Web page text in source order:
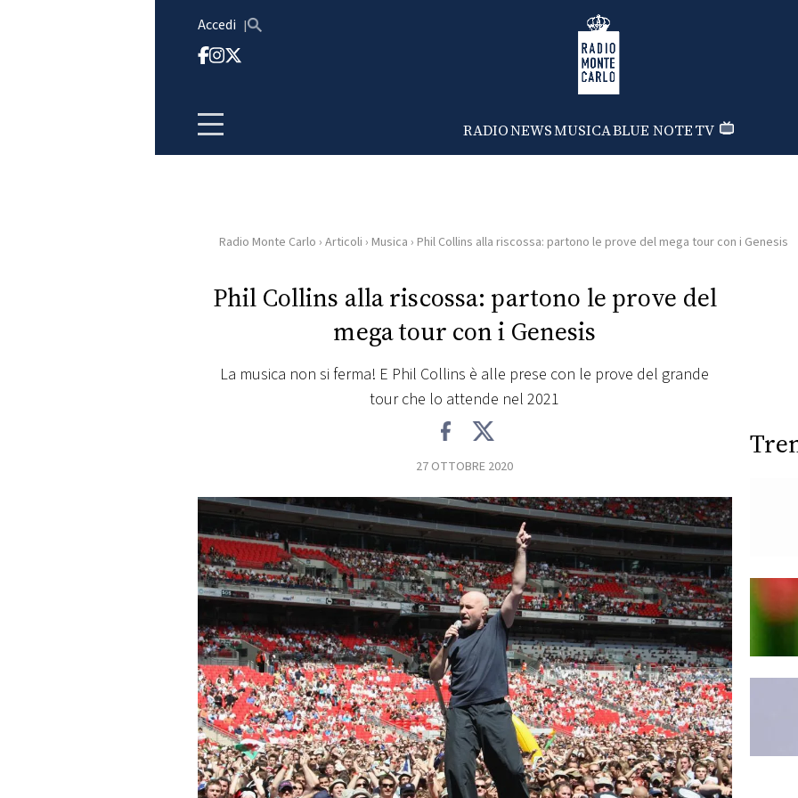
Accedi Radio Monte Carlo
RADIONEWSMUSICABLUE NOTETV
HOME
RADIO
RADIO
FOTO
CONCORSI
EVENTI
VIDEO
TV
PRINCIPATO
Radio Monte Carlo › Articoli › Musica › Phil Collins alla riscossa: partono le prove del mega tour con i Genesis
Phil Collins alla riscossa: partono le prove del
mega tour con i Genesis
La musica non si ferma! E Phil Collins è alle prese con le prove del grande
tour che lo attende nel 2021
27 OTTOBRE 2020